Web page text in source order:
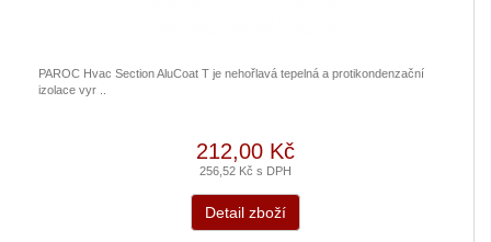
PAROC Hvac Section AluCoat T je nehořlavá tepelná a protikondenzační
izolace vyr ..
212,00 Kč
256,52 Kč s DPH
Detail zboží